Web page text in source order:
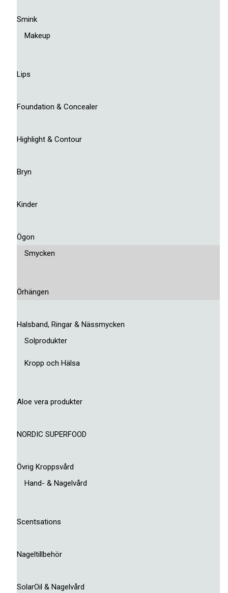
Smink
Makeup
Lips
Foundation & Concealer
Highlight & Contour
Bryn
Kinder
Ögon
Smycken
Örhängen
Halsband, Ringar & Nässmycken
Solprodukter
Kropp och Hälsa
Aloe vera produkter
NORDIC SUPERFOOD
Övrig Kroppsvård
Hand- & Nagelvård
Scentsations
Nageltillbehör
SolarOil & Nagelvård